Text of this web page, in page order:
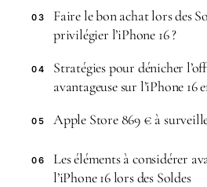
03
Faire le bon achat lors des
privilégier l’iPhone 16 ?
04
Stratégies pour dénicher
avantageuse sur l’iPhone 16
05 Apple Store 869 € à
06
Les éléments à considérer
l’iPhone 16 lors des Soldes